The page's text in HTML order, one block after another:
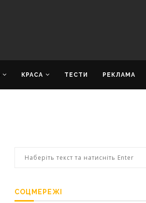
КРАСА ТЕСТИ РЕКЛАМА
СОЦМЕРЕЖІ